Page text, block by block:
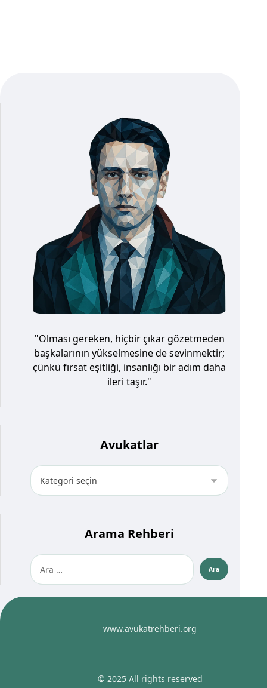
"Olması gereken, hiçbir çıkar gözetmeden
başkalarının yükselmesine de sevinmektir;
çünkü fırsat eşitliği, insanlığı bir adım daha
ileri taşır."
Avukatlar
Arama Rehberi
www.avukatrehberi.org
© 2025 All rights reserved